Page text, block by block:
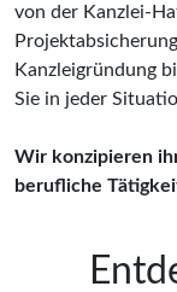
von der Kanzlei-
Kanzleigründung
Sie in jeder
Wir konzipieren
berufliche